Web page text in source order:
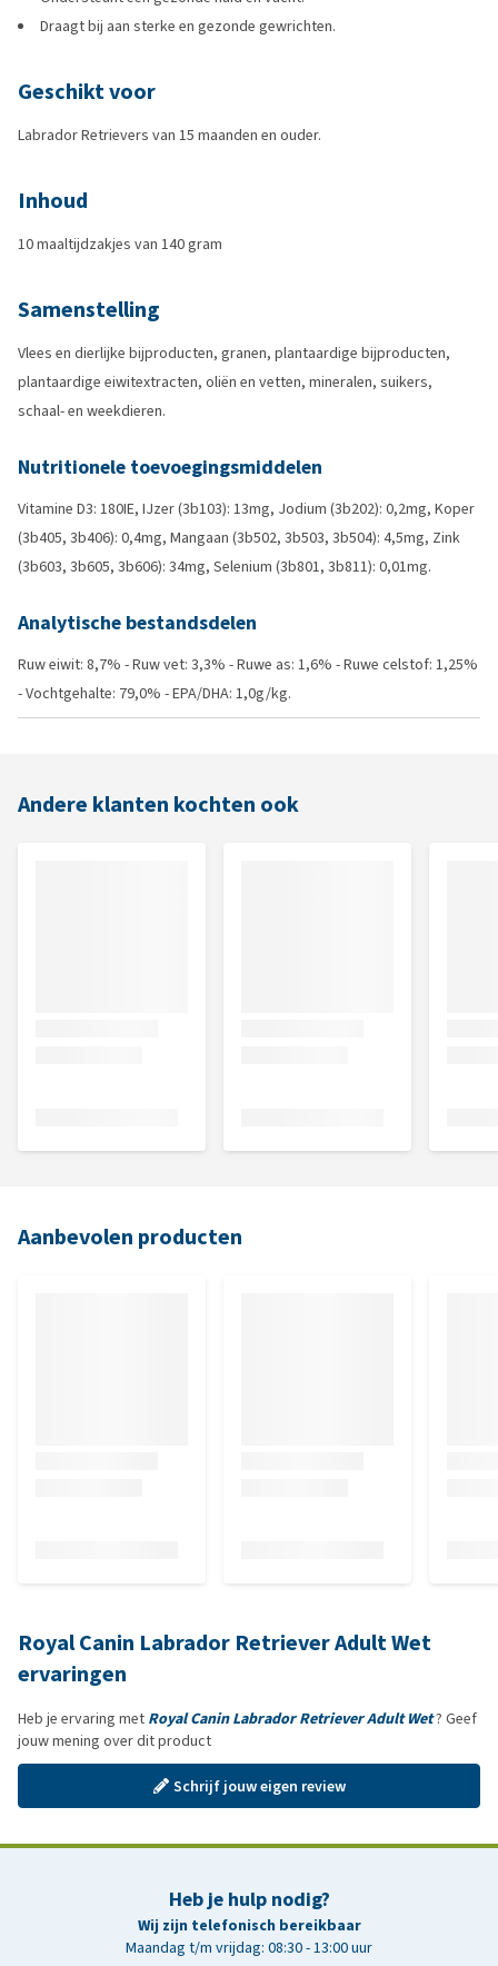
Draagt bij aan sterke en gezonde gewrichten.
Geschikt voor
Labrador Retrievers van 15 maanden en ouder.
Inhoud
10 maaltijdzakjes van 140 gram
Samenstelling
Vlees en dierlijke bijproducten, granen, plantaardige bijproducten,
plantaardige eiwitextracten, oliën en vetten, mineralen, suikers,
schaal- en weekdieren.
Nutritionele toevoegingsmiddelen
Vitamine D3: 180IE, IJzer (3b103): 13mg, Jodium (3b202): 0,2mg, Koper
(3b405, 3b406): 0,4mg, Mangaan (3b502, 3b503, 3b504): 4,5mg, Zink
(3b603, 3b605, 3b606): 34mg, Selenium (3b801, 3b811): 0,01mg.
Analytische bestandsdelen
Ruw eiwit: 8,7% - Ruw vet: 3,3% - Ruwe as: 1,6% - Ruwe celstof: 1,25%
- Vochtgehalte: 79,0% - EPA/DHA: 1,0g/kg.
Andere klanten kochten ook
Aanbevolen producten
Royal Canin Labrador Retriever Adult Wet
ervaringen
Heb je ervaring met Royal Canin Labrador Retriever Adult Wet? Geef
jouw mening over dit product
Schrijf jouw eigen review
Heb je hulp nodig?
Wij zijn telefonisch bereikbaar
Maandag t/m vrijdag: 08:30 - 13:00 uur